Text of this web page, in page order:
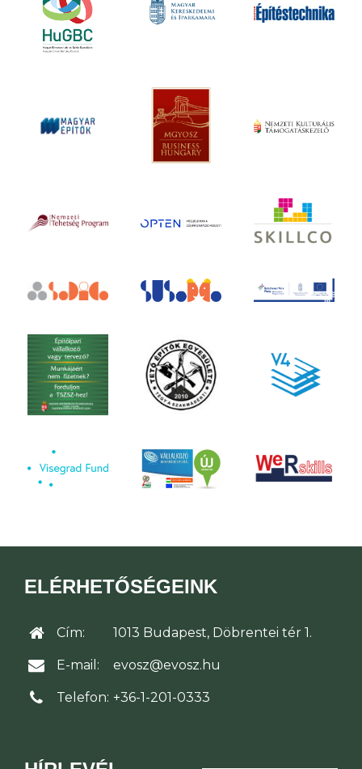
ELÉRHETŐSÉGEINK
Cím: 1013 Budapest, Döbrentei tér 1.
E-mail: evosz@evosz.hu
Telefon: +36-1-201-0333